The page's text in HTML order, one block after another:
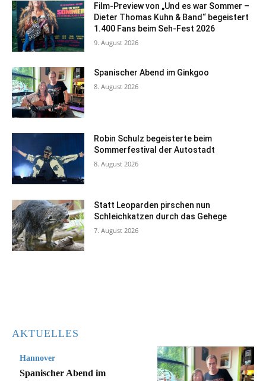
Film-Preview von „Und es war Sommer –
Dieter Thomas Kuhn & Band“ begeistert
1.400 Fans beim Seh-Fest 2026
9. August 2026
Spanischer Abend im Ginkgoo
8. August 2026
Robin Schulz begeisterte beim
Sommerfestival der Autostadt
8. August 2026
Statt Leoparden pirschen nun
Schleichkatzen durch das Gehege
7. August 2026
AKTUELLES
Hannover
Spanischer Abend im